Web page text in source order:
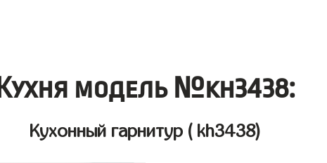
Кухня модель №kh3438:
Кухонный гарнитур ( kh3438)